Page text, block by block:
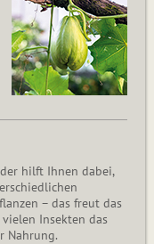
hilft Ihnen dabei,
– das freut das
Insekten das
Nahrung.